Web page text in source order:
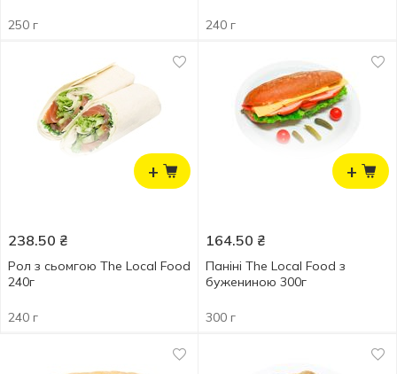
250 г 240 г
+
238.50 ₴
Рол з сьомгою The Local Food
240г
240 г
+
164.50 ₴
Паніні The Local Food з
бужениною 300г
300 г